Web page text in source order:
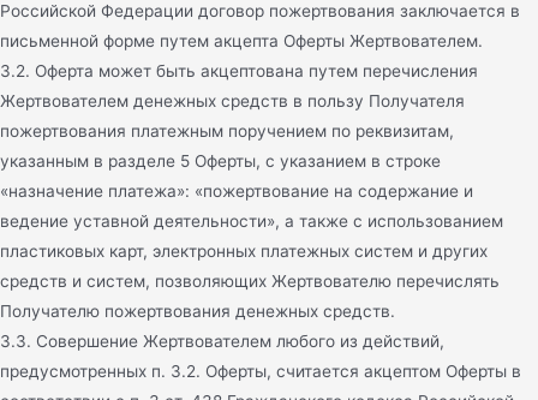
Российской Федерации договор пожертвования заключается в
письменной форме путем акцепта Оферты Жертвователем.
3.2. Оферта может быть акцептована путем перечисления
Жертвователем денежных средств в пользу Получателя
пожертвования платежным поручением по реквизитам,
указанным в разделе 5 Оферты, с указанием в строке
«назначение платежа»: «пожертвование на содержание и
ведение уставной деятельности», а также с использованием
пластиковых карт, электронных платежных систем и других
средств и систем, позволяющих Жертвователю перечислять
Получателю пожертвования денежных средств.
3.3. Совершение Жертвователем любого из действий,
предусмотренных п. 3.2. Оферты, считается акцептом Оферты в